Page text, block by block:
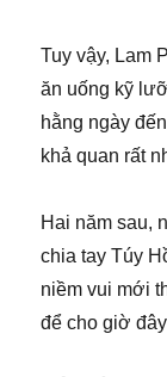
Tuy vậy, Lam
ăn uống kỹ
hằng ngày
khả quan rất
Hai năm sau,
chia tay Túy
niềm vui mới
để cho giờ đây